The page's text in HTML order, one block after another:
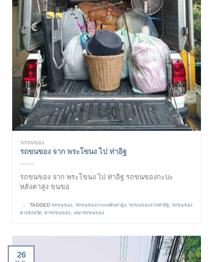
รถขนของ
รถขนของ จาก พระโขนง ไป ท่าอิฐ
รถขนของ จาก พระโขนง ไป ท่าอิฐ รถขนของกะบะ
หลังคาสูง ขนขอ
| TAGGED รถขนของ รถขนของกะบะหลังคาสูง รถขนของจากท่าอิฐ รถขนของ
ต่างจังหวัด หารถขนของ เหมารถขนของ
26